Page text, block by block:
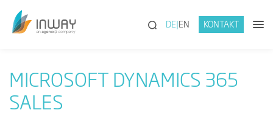
(SUCHE)
DE EN KONTAKT
MICROSOFT DYNAMICS 365
SALES